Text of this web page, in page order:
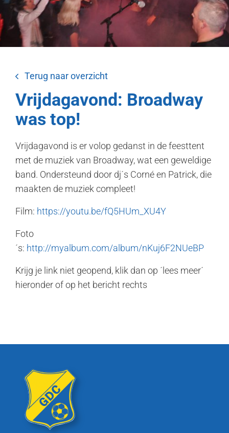
Terug naar overzicht
Vrijdagavond: Broadway
was top!
Vrijdagavond is er volop gedanst in de feesttent
met de muziek van Broadway, wat een geweldige
band. Ondersteund door dj´s Corné en Patrick, die
maakten de muziek compleet!
Film: https://youtu.be/fQ5HUm_XU4Y
Foto
´s: http://myalbum.com/album/nKuj6F2NUeBP
Krijg je link niet geopend, klik dan op ´lees meer´
hieronder of op het bericht rechts